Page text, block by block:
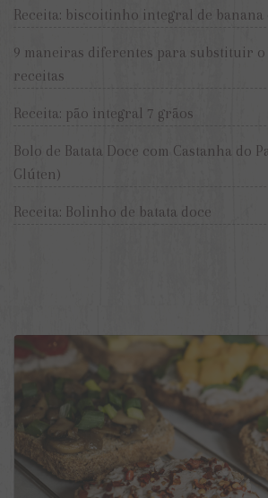
Receita: biscoitinho integral de banana
9 maneiras diferentes para substituir o
receitas
Receita: pão integral 7 grãos
Bolo de Batata Doce com Castanha do
Glúten)
Receita: Bolinho de batata doce